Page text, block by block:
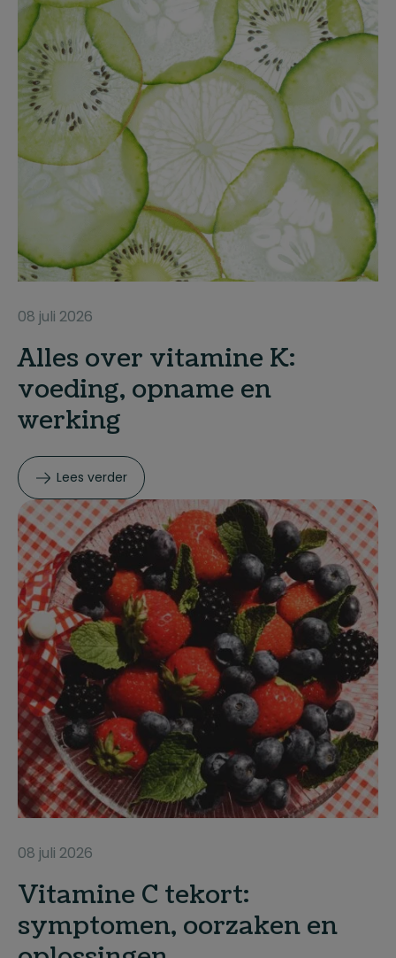
08 juli 2026
Alles over vitamine K:
voeding, opname en
werking
Lees verder
08 juli 2026
Vitamine C tekort:
symptomen, oorzaken en